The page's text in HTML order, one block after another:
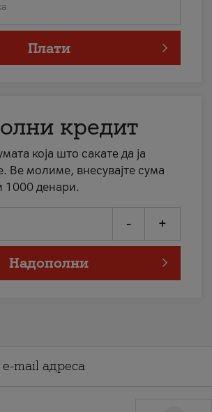
Плати
кредит
која што сакате да ја
Ве молиме, внесувајте сума
1000 денари.
- +
Надополни